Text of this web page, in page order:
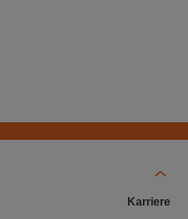
Karriere